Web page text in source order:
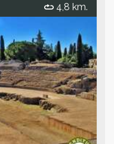
4,8 km.